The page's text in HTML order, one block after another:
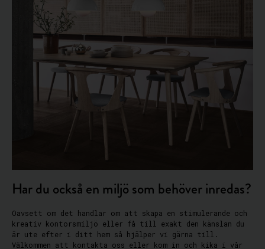
Har du också en miljö som behöver inredas?
Oavsett om det handlar om att skapa en stimulerande och
kreativ kontorsmiljö eller få till exakt den känslan du
är ute efter i ditt hem så hjälper vi gärna till.
Välkommen att kontakta oss eller kom in och kika i vår